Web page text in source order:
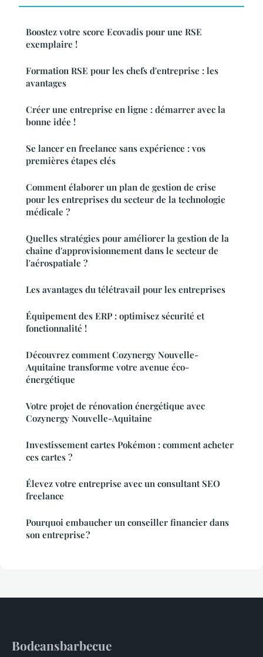
Boostez votre score Ecovadis pour une RSE
exemplaire !
Formation RSE pour les chefs d'entreprise : les
avantages
Créer une entreprise en ligne : démarrer avec la
bonne idée !
Se lancer en freelance sans expérience : vos
premières étapes clés
Comment élaborer un plan de gestion de crise
pour les entreprises du secteur de la technologie
médicale ?
Quelles stratégies pour améliorer la gestion de la
chaîne d'approvisionnement dans le secteur de
l'aérospatiale ?
Les avantages du télétravail pour les entreprises
Équipement des ERP : optimisez sécurité et
fonctionnalité !
Découvrez comment Cozynergy Nouvelle-
Aquitaine transforme votre avenue éco-
énergétique
Votre projet de rénovation énergétique avec
Cozynergy Nouvelle-Aquitaine
Investissement cartes Pokémon : comment acheter
ces cartes ?
Élevez votre entreprise avec un consultant SEO
freelance
Pourquoi embaucher un conseiller financier dans
son entreprise ?
Bodeansbarbecue